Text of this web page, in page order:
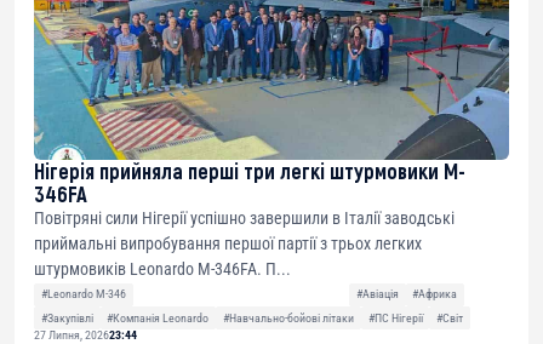
Нігерія прийняла перші три легкі штурмовики M-
346FA
Повітряні сили Нігерії успішно завершили в Італії заводські
приймальні випробування першої партії з трьох легких
штурмовиків Leonardo M-346FA. П...
#Leonardo M-346 #Авіація
#Африка
#Закупівлі
#Компанія Leonardo #Навчально-бойові літаки #ПС Нігерії
#Світ
27 Липня, 202623:44